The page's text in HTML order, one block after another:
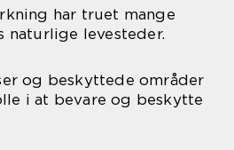
har truet mange
naturlige levesteder.
og beskyttede områder
i at bevare og beskytte